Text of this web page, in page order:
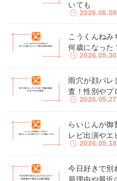
いても
2026.06.08
こうくんねみ
何歳になった
2026.05.30
雨穴が顔バレ
査！性別やプ
2026.05.27
らいじんが御
レビ出演やエ
2026.05.18
今日好きで別
局理由や最近